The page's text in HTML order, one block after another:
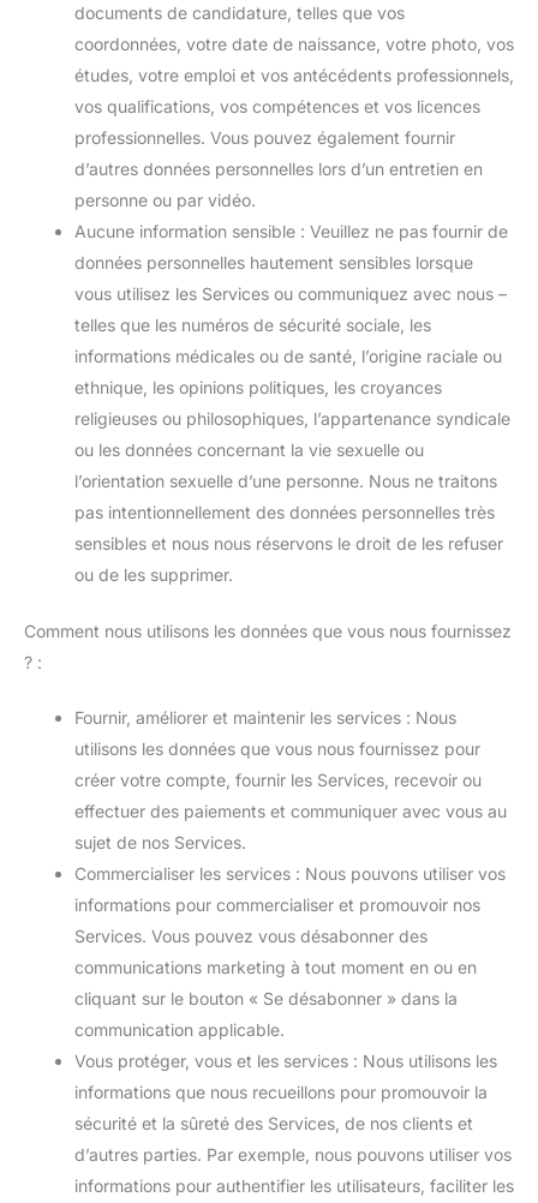
documents de candidature, telles que vos
coordonnées, votre date de naissance, votre photo, vos
études, votre emploi et vos antécédents professionnels,
vos qualifications, vos compétences et vos licences
professionnelles. Vous pouvez également fournir
d’autres données personnelles lors d’un entretien en
personne ou par vidéo.
Aucune information sensible : Veuillez ne pas fournir de
données personnelles hautement sensibles lorsque
vous utilisez les Services ou communiquez avec nous –
telles que les numéros de sécurité sociale, les
informations médicales ou de santé, l’origine raciale ou
ethnique, les opinions politiques, les croyances
religieuses ou philosophiques, l’appartenance syndicale
ou les données concernant la vie sexuelle ou
l’orientation sexuelle d’une personne. Nous ne traitons
pas intentionnellement des données personnelles très
sensibles et nous nous réservons le droit de les refuser
ou de les supprimer.
Comment nous utilisons les données que vous nous fournissez
? :
Fournir, améliorer et maintenir les services : Nous
utilisons les données que vous nous fournissez pour
créer votre compte, fournir les Services, recevoir ou
effectuer des paiements et communiquer avec vous au
sujet de nos Services.
Commercialiser les services : Nous pouvons utiliser vos
informations pour commercialiser et promouvoir nos
Services. Vous pouvez vous désabonner des
communications marketing à tout moment en ou en
cliquant sur le bouton « Se désabonner » dans la
communication applicable.
Vous protéger, vous et les services : Nous utilisons les
informations que nous recueillons pour promouvoir la
sécurité et la sûreté des Services, de nos clients et
d’autres parties. Par exemple, nous pouvons utiliser vos
informations pour authentifier les utilisateurs, faciliter les